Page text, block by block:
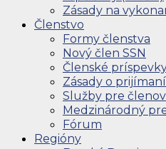
Zásady na
Členstvo
Formy členstva
Nový člen SSN
Členské
Zásady o
Služby pre členov
Medzinárodný
Fórum
Regióny